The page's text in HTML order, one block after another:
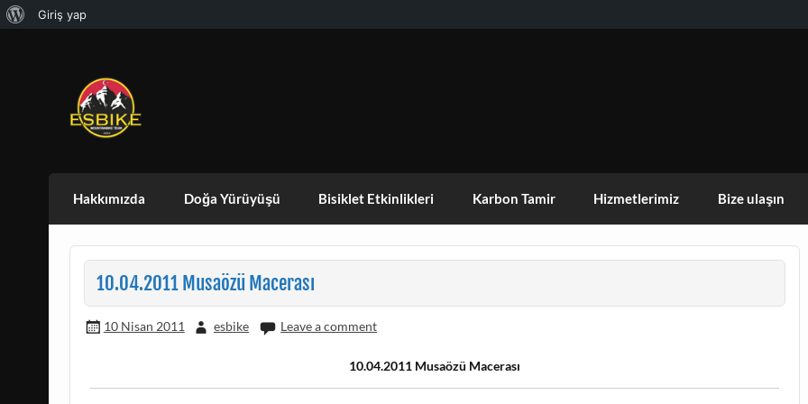
WordPress
Giriş yap
Skip
ESBIKE & ESDAG
ESKISEHIR BISIKLET TOPLULUGU VE ESKISEHIR DOGA AKTIVITELERI GRUBU
Hakkımızda Doğa Yürüyüşü Bisiklet Etkinlikleri Karbon Tamir Hizmetlerimiz Bize ulaşın
10.04.2011 Musaözü Macerası
10 Nisan 2011 esbike Leave a comment
10.04.2011 Musaözü Macerası